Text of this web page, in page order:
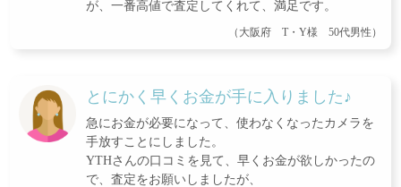
が、一番高値で査定してくれて、満足です。
（大阪府 T・Y様 50代男性）
とにかく早くお金が手に入りました♪
急にお金が必要になって、使わなくなったカメラを
手放すことにしました。
YTHさんの口コミを見て、早くお金が欲しかったの
で、査定をお願いしましたが、